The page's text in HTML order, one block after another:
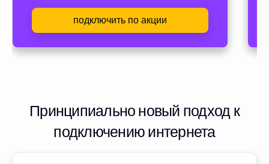
подключить по акции
Принципиально новый подход к
подключению интернета